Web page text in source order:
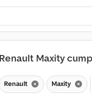
Renault Maxity
Renault Maxity